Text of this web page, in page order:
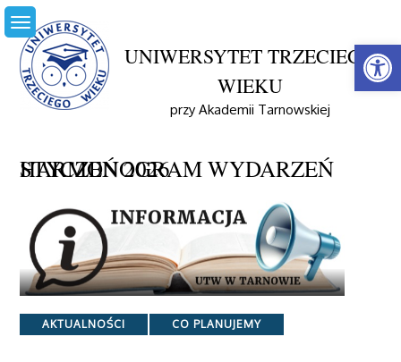
Skip
to
content
UNIWERSYTET TRZECIEGO
WIEKU
przy Akademii Tarnowskiej
Home
Aktualności
HARMONOGRAM WYDARZEŃ STYCZEŃ 2026
HARMONOGRAM WYDARZEŃ STYCZEŃ 2026
Categories
AKTUALNOŚCI CO PLANUJEMY